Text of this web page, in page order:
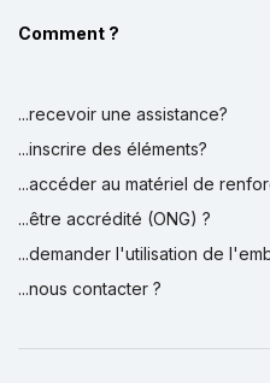
Comment ?
...recevoir une assistance?
...inscrire des éléments?
...accéder au matériel de
...être accrédité (ONG) ?
...demander l'utilisation de
...nous contacter ?